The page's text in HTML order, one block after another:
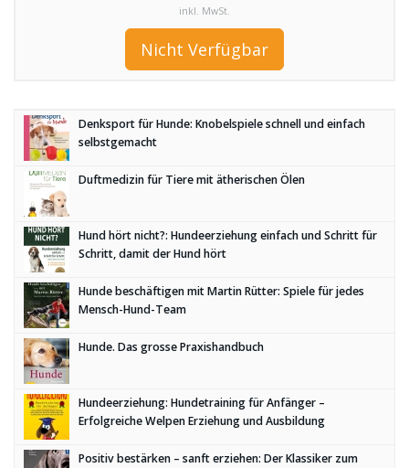
inkl. MwSt.
Nicht Verfügbar
Denksport für Hunde: Knobelspiele schnell und einfach
selbstgemacht
Duftmedizin für Tiere mit ätherischen Ölen
Hund hört nicht?: Hundeerziehung einfach und Schritt für
Schritt, damit der Hund hört
Hunde beschäftigen mit Martin Rütter: Spiele für jedes
Mensch-Hund-Team
Hunde. Das grosse Praxishandbuch
Hundeerziehung: Hundetraining für Anfänger –
Erfolgreiche Welpen Erziehung und Ausbildung
Positiv bestärken – sanft erziehen: Der Klassiker zum